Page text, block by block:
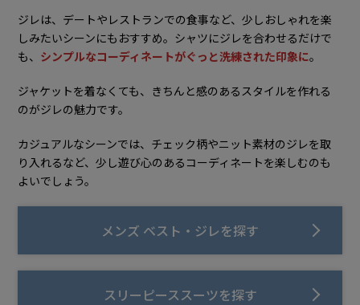
ジレは、デートやレストランでの食事など、少しおしゃれを楽
しみたいシーンにもおすすめ。シャツにジレを合わせるだけで
も、 シンプルなコーディネートがぐっと洗練された印象に。
ジャケットを着なくても、きちんと感のあるスタイルを作れる
のがジレの魅力です。
カジュアルなシーンでは、チェック柄やニット素材のジレを取
り入れるなど、少し遊び心のあるコーディネートを楽しむのも
よいでしょう。
メンズ ベスト・ジレを探す
スリーピーススーツを探す